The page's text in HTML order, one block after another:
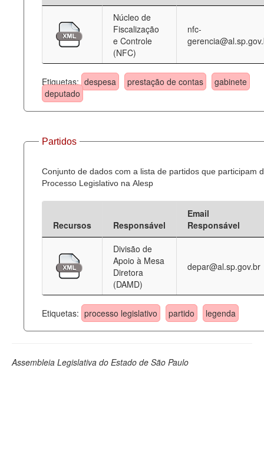
Núcleo de
Fiscalização
e Controle
(NFC)
nfc-
Etiquetas: despesa prestação de contas
gabinete
deputado
Partidos
Conjunto de dados com a lista de partidos que participam
Processo Legislativo na Alesp
Recursos Responsável
Email
Responsável
Divisão de
Apoio à Mesa
Diretora
(DAMD)
depar@al.sp.gov.br
Etiquetas: processo legislativo partido legenda
Assembleia Legislativa do Estado de São Paulo